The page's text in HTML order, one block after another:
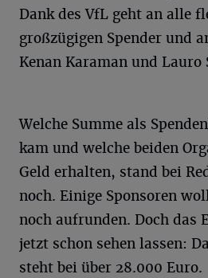
Dank des VfL geht an alle
großzügigen Spender und
Kenan Karaman und Lauro
Welche Summe als
kam und welche beiden
Geld erhalten, stand bei
noch. Einige Sponsoren
noch aufrunden. Doch das
jetzt schon sehen lassen:
steht bei über 28.000 Euro.